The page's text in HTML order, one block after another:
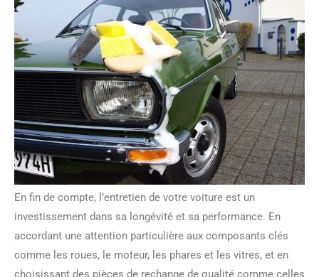
En fin de compte, l’entretien de votre voiture est un
investissement dans sa longévité et sa performance. En
accordant une attention particulière aux composants clés
comme les roues, le moteur, les phares et les vitres, et en
choisissant des pièces de rechange de qualité comme celles